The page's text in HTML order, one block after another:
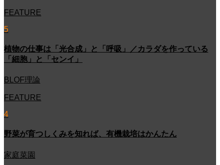
FEATURE
5
植物の仕事は「光合成」と「呼吸」／カラダを作っている
「細胞」と「センイ」
BLOF理論
FEATURE
4
野菜が育つしくみを知れば、有機栽培はかんたん
家庭菜園